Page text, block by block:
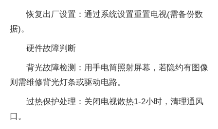
‌恢复出厂设置‌：通过系统设置重置电视(需备份数
据)。
‌硬件故障判断‌
‌背光故障检测‌：用手电筒照射屏幕，若隐约有图像
则需维修背光灯条或驱动电路。
‌过热保护处理‌：关闭电视散热1-2小时，清理通风
口。